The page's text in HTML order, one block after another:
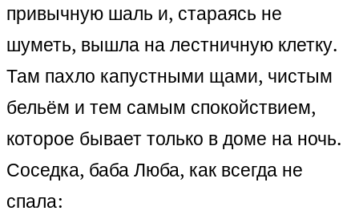
привычную шаль и, стараясь не
шуметь, вышла на лестничную клетку.
Там пахло капустными щами, чистым
бельём и тем самым спокойствием,
которое бывает только в доме на ночь.
Соседка, баба Люба, как всегда не
спала: